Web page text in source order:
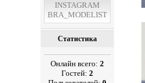
INSTAGRAM
BRA_MODELIST
Статистика
Онлайн всего:2
Гостей:2